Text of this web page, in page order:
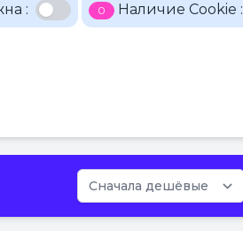
: 0 Наличие Cookie :